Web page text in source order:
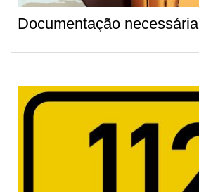
Documentação necessária